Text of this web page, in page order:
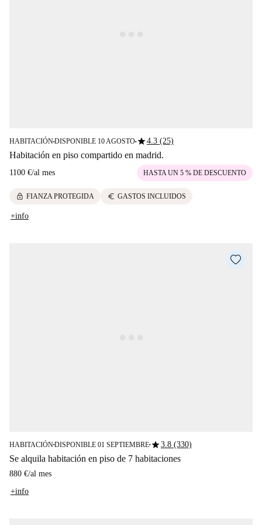
HABITACIÓN■DISPONIBLE 10 AGOSTO■star4.3 (25)
Habitación en piso compartido en madrid.
1100 €/al mes HASTA UN 5 % DE DESCUENTO
lock FIANZA PROTEGIDA euro GASTOS INCLUIDOS
+info
HABITACIÓN■DISPONIBLE 01 SEPTIEMBRE■star3.8 (330)
Se alquila habitación en piso de 7 habitaciones
880 €/al mes
+info